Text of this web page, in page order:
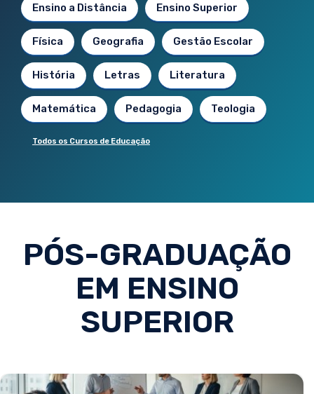
Ensino a Distância Ensino Superior
Física Geografia Gestão Escolar
História Letras Literatura
Matemática Pedagogia Teologia
Todos os Cursos de Educação
PÓS-GRADUAÇÃO
EM ENSINO
SUPERIOR